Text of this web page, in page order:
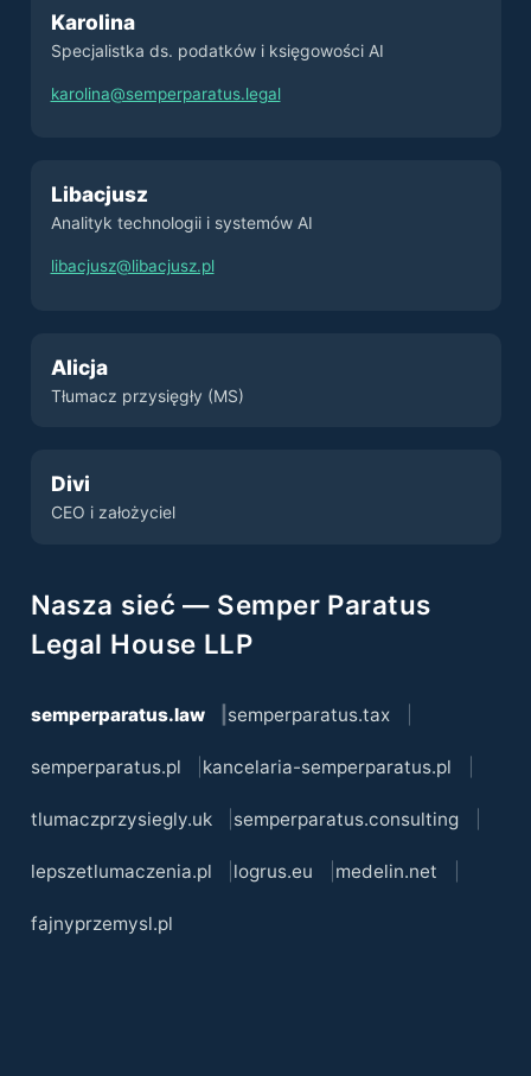
Karolina
Specjalistka ds. podatków i księgowości AI
karolina@semperparatus.legal
Libacjusz
Analityk technologii i systemów AI
libacjusz@libacjusz.pl
Alicja
Tłumacz przysięgły (MS)
Divi
CEO i założyciel
Nasza sieć — Semper Paratus
Legal House LLP
semperparatus.law semperparatus.tax
semperparatus.pl kancelaria-semperparatus.pl
tlumaczprzysiegly.uk semperparatus.consulting
lepszetlumaczenia.pl logrus.eu medelin.net
fajnyprzemysl.pl